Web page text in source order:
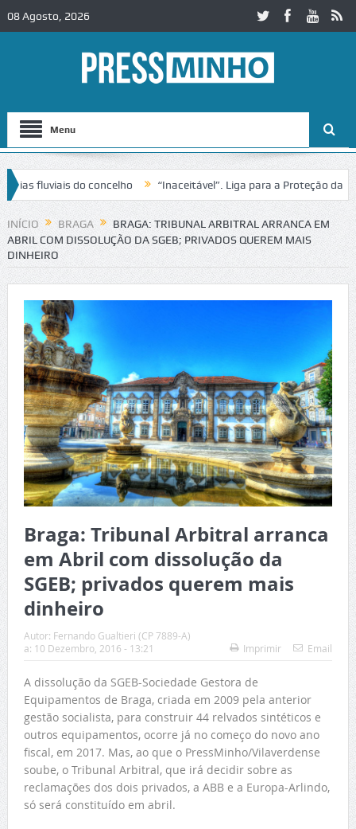
08 Agosto, 2026
Menu
do concelho “Inaceitável”. Liga para a Proteção da
no IC2 em Alcobaça Igreja do Castelo de Cerveira
INÍCIO BRAGA
BRAGA: TRIBUNAL ARBITRAL ARRANCA EM
ABRIL COM DISSOLUÇÃO DA SGEB; PRIVADOS QUEREM MAIS
DINHEIRO
Braga: Tribunal Arbitral arranca
em Abril com dissolução da
SGEB; privados querem mais
dinheiro
Autor: Fernando Gualtieri (CP 7889-A)
a: 10 Dezembro, 2016 - 13:21 Imprimir Email
A dissolução da SGEB-Sociedade Gestora de
Equipamentos de Braga, criada em 2009 pela anterior
gestão socialista, para construir 44 relvados sintéticos e
outros equipamentos, ocorre já no começo do novo ano
fiscal, em 2017. Mas, ao que o PressMinho/Vilaverdense
soube, o Tribunal Arbitral, que irá decidir sobre as
reclamações dos dois privados, a ABB e a Europa-Arlindo,
só será constituído em abril.